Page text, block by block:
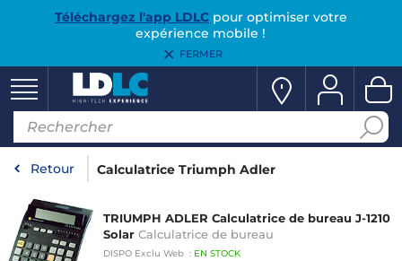
Téléchargez l'app LDLCpour optimiser votre
expérience mobile !
FERMER
Retour Calculatrice Triumph Adler
TRIUMPH ADLER Calculatrice de bureau J-1210
Solar Calculatrice de bureau
DISPO Exclu Web : EN STOCK